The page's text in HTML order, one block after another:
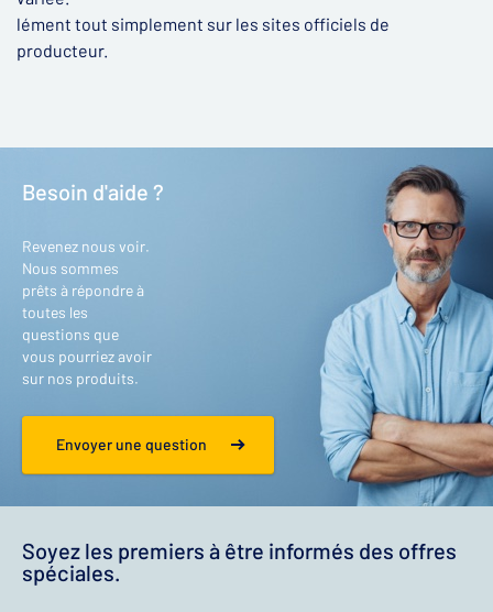
lément tout simplement sur les sites officiels de
producteur.
Besoin d'aide ?
Revenez nous voir.
Nous sommes
prêts à répondre à
toutes les
questions que
vous pourriez avoir
sur nos produits.
Envoyer une question
Soyez les premiers à être informés des offres
spéciales.